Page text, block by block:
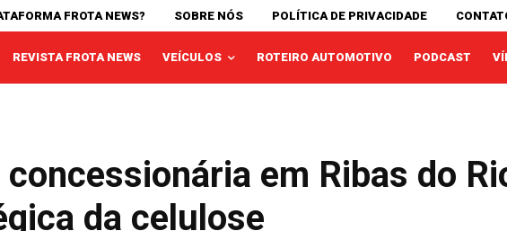
FROTA NEWS? SOBRE NÓS POLÍTICA DE PRIVACIDADE
REVISTA FROTA NEWS VEÍCULOS ROTEIRO AUTOMOTIVO PODCAST
em Ribas do
da celulose